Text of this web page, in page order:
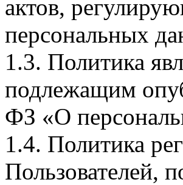
актов,
персональных
1.3. Политика
подлежащим
ФЗ «О
1.4. Политика
Пользователей,